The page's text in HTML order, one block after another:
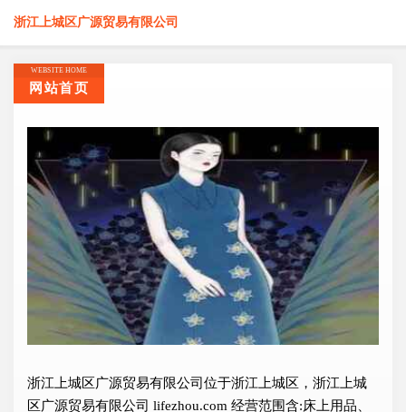
浙江上城区广源贸易有限公司
WEBSITE HOME
网站首页
浙江上城区广源贸易有限公司位于浙江上城区，浙江上城
区广源贸易有限公司 lifezhou.com 经营范围含:床上用品、